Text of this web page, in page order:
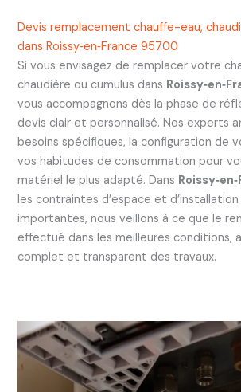
Devis remplacement chauffe-eau,
dans Roissy‑en‑France 95700
Si vous envisagez de remplacer votre
chaudière ou cumulus dans
vous accompagnons dès la phase de
devis clair et personnalisé. Nos experts
besoins spécifiques, la configuration de
vos habitudes de consommation pour
matériel le plus adapté. Dans
les contraintes d’espace et
importantes, nous veillons à ce que le
effectué dans les meilleures conditions,
complet et transparent des travaux.